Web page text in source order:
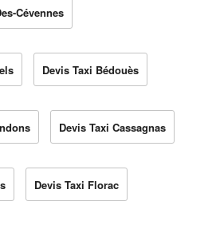
Cévennes
Devis Taxi Bédouès
Devis Taxi Cassagnas
Devis Taxi Florac